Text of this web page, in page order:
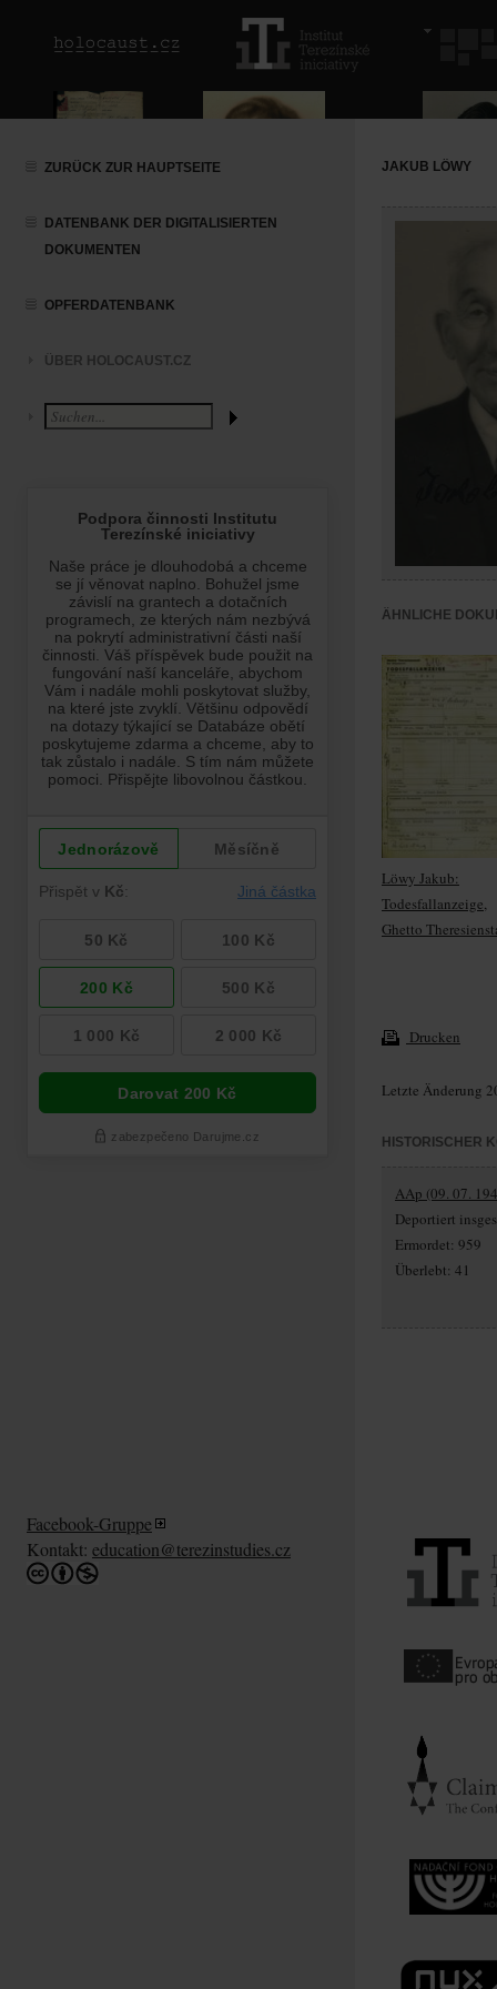
ZURÜCK ZUR HAUPTSEITE
DATENBANK DER DIGITALISIERTEN
DOKUMENTEN
OPFERDATENBANK
ÜBER HOLOCAUST.CZ
JAKUB LÖWY
ÄHNLICHE
Löwy Jakub:
Todesfallanzeige,
Ghetto
Drucken
Letzte Änderung
HISTORISCHER
AAp (09. 07.
Deportiert
Ermordet: 959
Überlebt: 41
Facebook-Gruppe
Kontakt: education@terezinstudies.cz